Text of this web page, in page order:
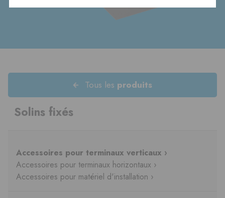
Tous les produits
Solins fixés
Accessoires pour terminaux verticaux ›
Accessoires pour terminaux horizontaux ›
Accessoires pour matériel d'installation ›